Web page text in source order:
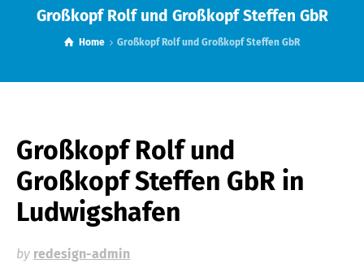
Großkopf Rolf und Großkopf Steffen GbR
Home Großkopf Rolf und Großkopf Steffen GbR
Großkopf Rolf und
Großkopf Steffen GbR in
Ludwigshafen
by redesign-admin